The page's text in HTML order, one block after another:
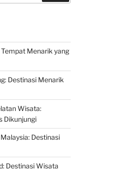
Menarik yang
Destinasi Menarik
Wisata:
Dikunjungi
Destinasi
Destinasi Wisata